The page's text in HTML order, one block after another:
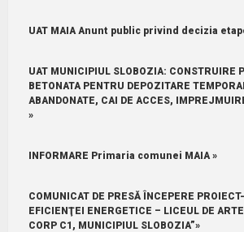
UAT MAIA Anunt public privind decizia
UAT MUNICIPIUL SLOBOZIA: CONSTRUIRE
BETONATA PENTRU DEPOZITARE
ABANDONATE, CAI DE ACCES,
»
INFORMARE Primaria comunei MAIA »
COMUNICAT DE PRESĂ ÎNCEPERE
EFICIENŢEI ENERGETICE – LICEUL DE
CORP C1, MUNICIPIUL SLOBOZIA”»